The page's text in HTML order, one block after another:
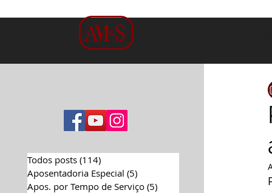
Todos posts (114)114 posts
Aposentadoria Especial (5)5 posts
Apos. por Tempo de Serviço (5)5 posts